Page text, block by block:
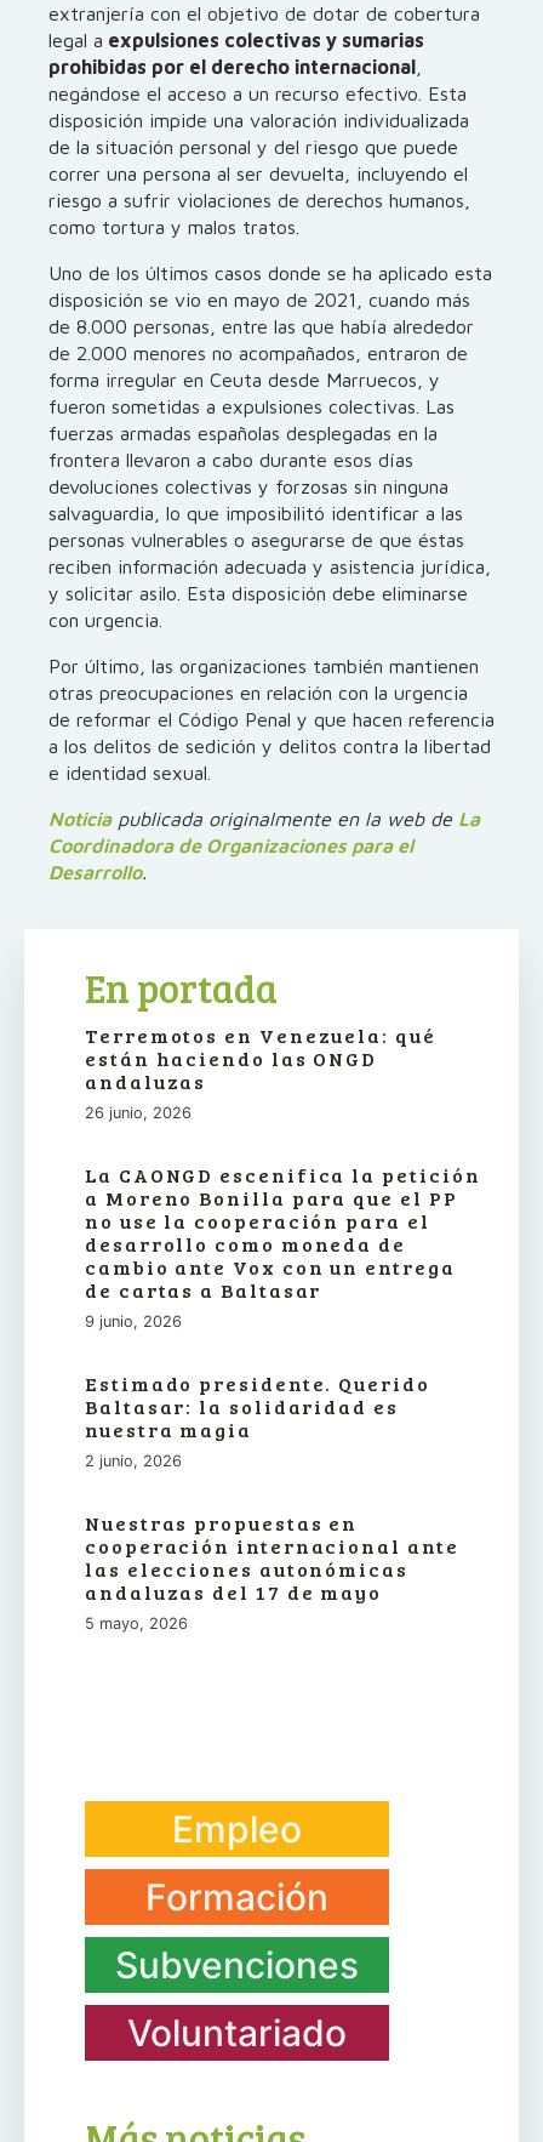
extranjería con el objetivo de dotar de cobertura
legal a expulsiones colectivas y sumarias
prohibidas por el derecho internacional
negándose el acceso a un recurso efectivo. Esta
disposición impide una valoración individualizada
de la situación personal y del riesgo que puede
correr una persona al ser devuelta, incluyendo el
riesgo a sufrir violaciones de derechos humanos,
como tortura y malos tratos.
Uno de los últimos casos donde se ha aplicado esta
disposición se vio en mayo de 2021, cuando más
de 8.000 personas, entre las que había alrededor
de 2.000 menores no acompañados, entraron de
forma irregular en Ceuta desde Marruecos, y
fueron sometidas a expulsiones colectivas. Las
fuerzas armadas españolas desplegadas en la
frontera llevaron a cabo durante esos días
devoluciones colectivas y forzosas sin ninguna
salvaguardia, lo que imposibilitó identificar a las
personas vulnerables o asegurarse de que éstas
reciben información adecuada y asistencia jurídica,
y solicitar asilo. Esta disposición debe eliminarse
con urgencia.
Por último, las organizaciones también mantienen
otras preocupaciones en relación con la urgencia
de reformar el Código Penal y que hacen referencia
a los delitos de sedición y delitos contra la libertad
e identidad sexual.
Noticiapublicada originalmente en la web de La
Coordinadora de Organizaciones para el
Desarrollo.
En portada
Terremotos en Venezuela: qué
están haciendo las ONGD
andaluzas
26 junio, 2026
La CAONGD escenifica la petición
a Moreno Bonilla para que el PP
no use la cooperación para el
desarrollo como moneda de
cambio ante Vox con un entrega
de cartas a Baltasar
9 junio, 2026
Estimado presidente. Querido
Baltasar: la solidaridad es
nuestra magia
2 junio, 2026
Nuestras propuestas en
cooperación internacional ante
las elecciones autonómicas
andaluzas del 17 de mayo
5 mayo, 2026
Empleo
Formación
Subvenciones
Voluntariado